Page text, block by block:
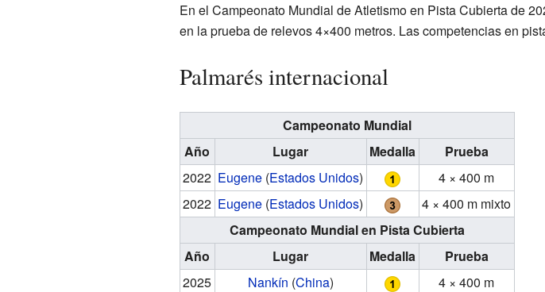
En el Campeonato Mundial de Atletismo en Pista Cubierta de
en la prueba de relevos 4×400 metros. Las competencias en
Palmarés internacional
Campeonato Mundial
Año
Lugar Medalla
Prueba
2022 Eugene (Estados Unidos)
4 × 400 m
2022 Eugene (Estados Unidos) 4 × 400 m mixto
Campeonato Mundial en Pista Cubierta
Año
Lugar Medalla
Prueba
2025
Nankín (China) 4 × 400 m